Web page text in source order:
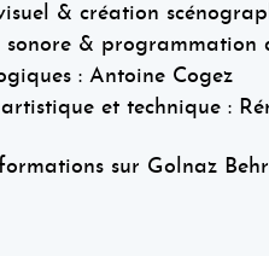
& création
sonore & programmation
: Antoine Cogez
artistique et technique :
sur Golnaz